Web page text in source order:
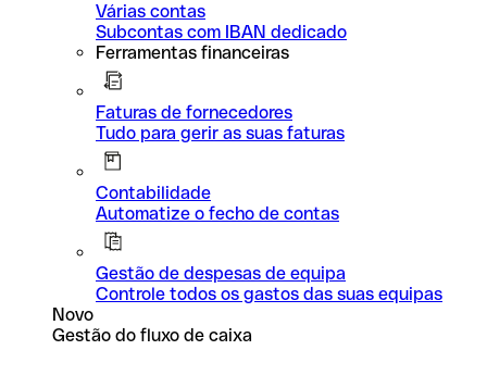
Várias contas
Subcontas com IBAN dedicado
Ferramentas financeiras
Faturas de fornecedores
Tudo para gerir as suas faturas
Contabilidade
Automatize o fecho de contas
Gestão de despesas de equipa
Controle todos os gastos das suas equipas
Novo
Gestão do fluxo de caixa